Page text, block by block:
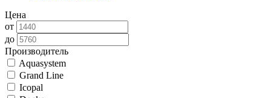
Цена
от
до
Производитель
Aquasystem
Grand Line
Icopal